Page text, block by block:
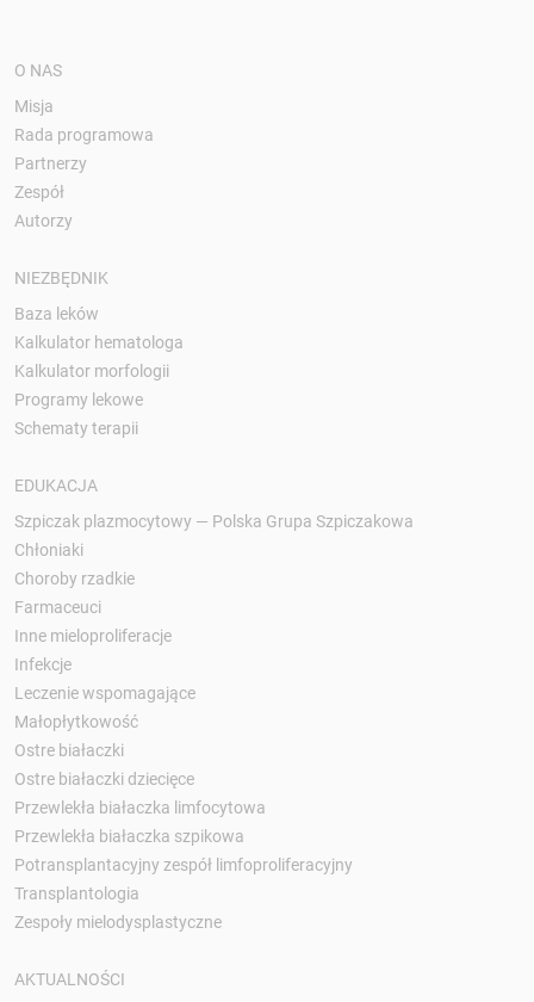
O NAS
Misja
Rada programowa
Partnerzy
Zespół
Autorzy
NIEZBĘDNIK
Baza leków
Kalkulator hematologa
Kalkulator morfologii
Programy lekowe
Schematy terapii
EDUKACJA
Szpiczak plazmocytowy — Polska Grupa Szpiczakowa
Chłoniaki
Choroby rzadkie
Farmaceuci
Inne mieloproliferacje
Infekcje
Leczenie wspomagające
Małopłytkowość
Ostre białaczki
Ostre białaczki dziecięce
Przewlekła białaczka limfocytowa
Przewlekła białaczka szpikowa
Potransplantacyjny zespół limfoproliferacyjny
Transplantologia
Zespoły mielodysplastyczne
AKTUALNOŚCI